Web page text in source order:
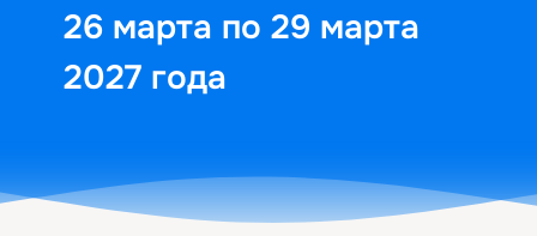
26 марта по 29 марта
2027 года